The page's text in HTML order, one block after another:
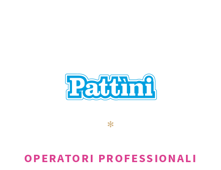
✻
OPERATORI PROFESSIONALI